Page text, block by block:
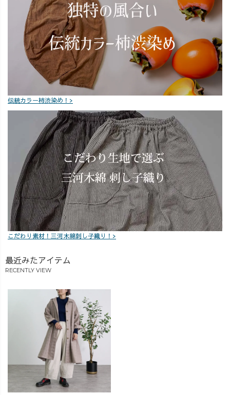
�「この組み合
わせも見てみた
い」など、�ご
質問やリクエス
トもコメントで
お待ちしていま
す💌 次回の火曜
おひるもお楽し
みに🌼
_______________
__ ［ About
UZUiRO ］ 三河
発カジュアルウ
ェアブランド。
『らしく、心地
よく、着るたび
好きになる』
—— 100年後も
この地域で、面
白い服づくり
ーコーデ #草木
染め #着痩せコ
ーデ #UZUiRO #
ウズイロ
伝統カラー柿渋染め！>
こだわり素材！三河木綿刺し子織り！>
最近みたアイテム
RECENTLY VIEW